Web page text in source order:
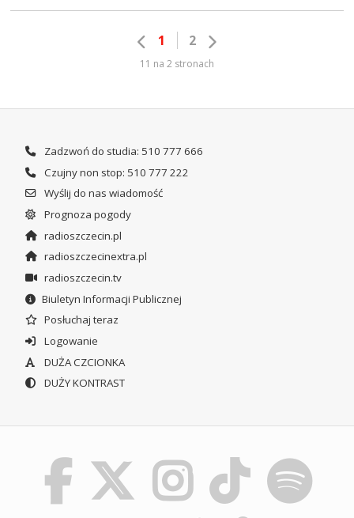
1 2
11 na 2 stronach
Zadzwoń do studia: 510 777 666
Czujny non stop: 510 777 222
Wyślij do nas wiadomość
Prognoza pogody
radioszczecin.pl
radioszczecinextra.pl
radioszczecin.tv
Biuletyn Informacji Publicznej
Posłuchaj teraz
Logowanie
DUŻA CZCIONKA
DUŻY KONTRAST